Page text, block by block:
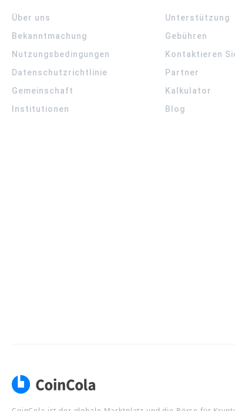
Über uns
Bekanntmachung
Nutzungsbedingungen
Datenschutzrichtlinie
Gemeinschaft
Institutionen
Unterstützung
Gebühren
Kontaktieren
Partner
Kalkulator
Blog